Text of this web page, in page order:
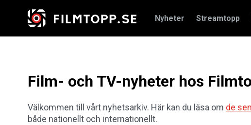
Nyheter Streamtopp
Film- och TV-nyheter hos
Välkommen till vårt nyhetsarkiv. Här kan du läsa om de
både nationellt och internationellt.